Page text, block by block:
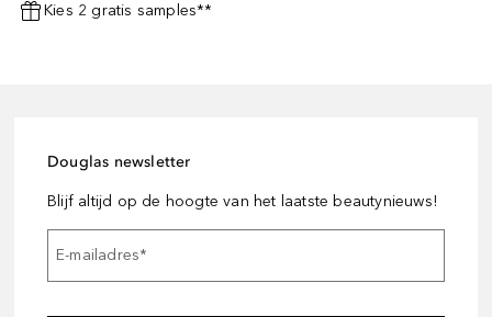
Kies 2 gratis samples**
Douglas newsletter
Blijf altijd op de hoogte van het laatste beautynieuws!
E-mailadres*